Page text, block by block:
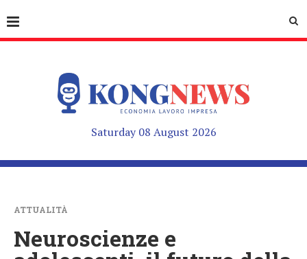
Saturday 08 August 2026
ATTUALITÀ
Neuroscienze e